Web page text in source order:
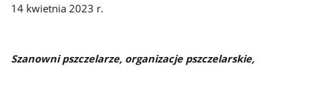
14 kwietnia 2023 r.
Szanowni pszczelarze, organizacje pszczelarskie,